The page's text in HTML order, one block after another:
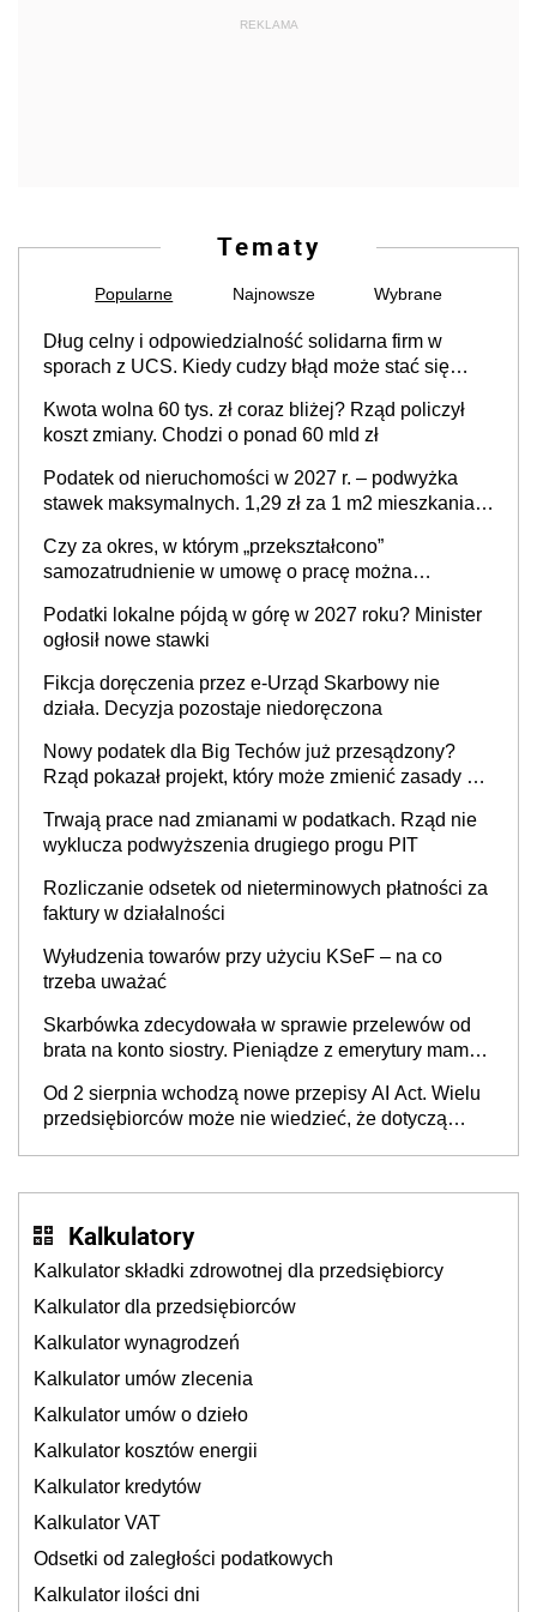
REKLAMA
Tematy
Popularne Najnowsze Wybrane
Dług celny i odpowiedzialność solidarna firm w
sporach z UCS. Kiedy cudzy błąd może stać się
Kwota wolna 60 tys. zł coraz bliżej? Rząd policzył
koszt zmiany. Chodzi o ponad 60 mld zł
Podatek od nieruchomości w 2027 r. – podwyżka
stawek maksymalnych. 1,29 zł za 1 m2 mieszkania,
prowadzeniem działalności gospodarczej
Czy za okres, w którym „przekształcono”
samozatrudnienie w umowę o pracę można
cywilnoprawnej jedynym racjonalnym wyjściem
Podatki lokalne pójdą w górę w 2027 roku? Minister
ogłosił nowe stawki
Fikcja doręczenia przez e-Urząd Skarbowy nie
działa. Decyzja pozostaje niedoręczona
Nowy podatek dla Big Techów już przesądzony?
Rząd pokazał projekt, który może zmienić zasady gry
Trwają prace nad zmianami w podatkach. Rząd nie
wyklucza podwyższenia drugiego progu PIT
Rozliczanie odsetek od nieterminowych płatności za
faktury w działalności
Wyłudzenia towarów przy użyciu KSeF – na co
trzeba uważać
Skarbówka zdecydowała w sprawie przelewów od
brata na konto siostry. Pieniądze z emerytury mamy
będzie
Od 2 sierpnia wchodzą nowe przepisy AI Act. Wielu
przedsiębiorców może nie wiedzieć, że dotyczą
Kalkulatory
Kalkulator składki zdrowotnej dla przedsiębiorcy
Kalkulator dla przedsiębiorców
Kalkulator wynagrodzeń
Kalkulator umów zlecenia
Kalkulator umów o dzieło
Kalkulator kosztów energii
Kalkulator kredytów
Kalkulator VAT
Odsetki od zaległości podatkowych
Kalkulator ilości dni